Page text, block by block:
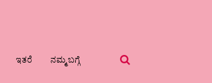
ಇತರೆ ನಮ್ಮ ಬಗ್ಗೆ